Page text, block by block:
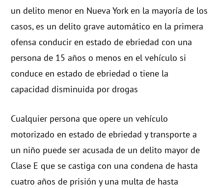
un delito menor en Nueva York en la mayoría de los
casos, es un delito grave automático en la primera
ofensa conducir en estado de ebriedad con una
persona de 15 años o menos en el vehículo si
conduce en estado de ebriedad o tiene la
capacidad disminuida por drogas
Cualquier persona que opere un vehículo
motorizado en estado de ebriedad y transporte a
un niño puede ser acusada de un delito mayor de
Clase E que se castiga con una condena de hasta
cuatro años de prisión y una multa de hasta